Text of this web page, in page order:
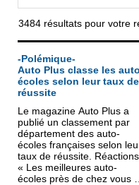
3484 résultats pour votre
-Polémique-
Auto Plus classe les
écoles selon leur taux de
réussite
Le magazine Auto Plus a
publié un classement par
département des auto-
écoles françaises selon
taux de réussite. Réactions.
« Les meilleures auto-
écoles près de chez vous –